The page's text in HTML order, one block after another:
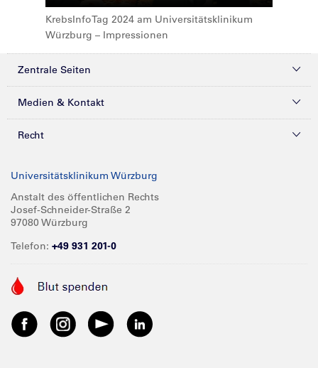
KrebsInfoTag 2024 am Universitätsklinikum
Würzburg – Impressionen
Zentrale Seiten
Kliniken & Zentren
Forschung
Karriere
Medien & Kontakt
Presse
Glossar
Spenden
Anreise
Recht
Compliance
Impressum
Barrierefreiheit
Universitätsklinikum Würzburg
Anstalt des öffentlichen Rechts
Josef-Schneider-Straße 2
97080 Würzburg
Telefon: +49 931 201-0